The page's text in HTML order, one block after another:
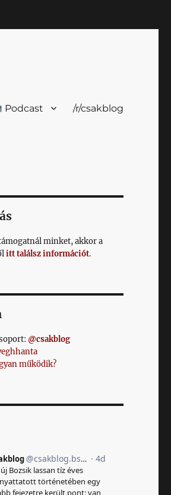
Podcast /r/csakblog
minket, akkor a
itt találsz információt.
@csakblog
működik?